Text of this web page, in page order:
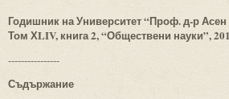
Годишник на Университет “Проф. д-р Асен
Том ХLIV, книга 2, “Обществени науки”,
----------------
Съдържание